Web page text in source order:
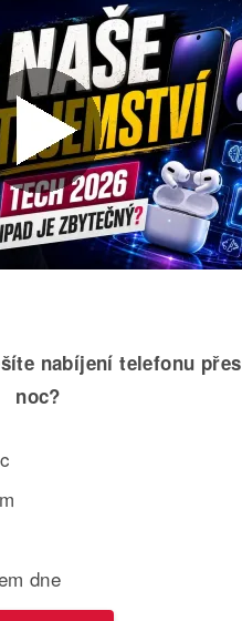
nabíjení telefonu přes
noc?
dne